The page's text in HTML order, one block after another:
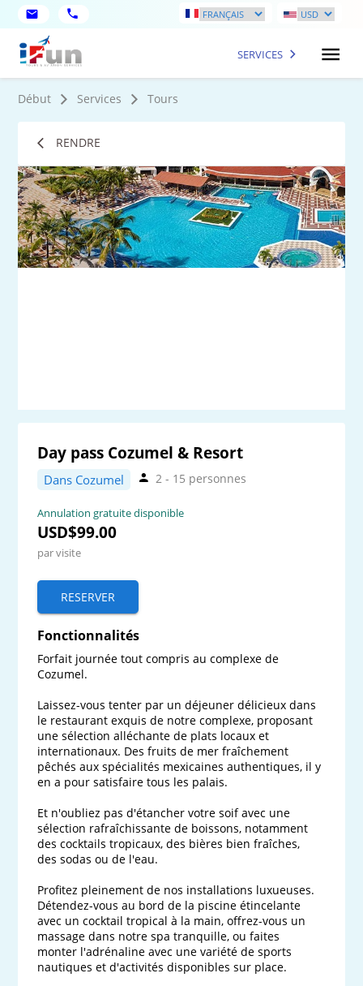
SERVICES
Début Services Tours
RENDRE
2
Day pass Cozumel & Resort
Dans Cozumel 2 - 15 personnes
Annulation gratuite disponible
USD$99.00
par visite
RESERVER
Fonctionnalités
Forfait journée tout compris au complexe de
Cozumel.
Laissez-vous tenter par un déjeuner délicieux dans
le restaurant exquis de notre complexe, proposant
une sélection alléchante de plats locaux et
internationaux. Des fruits de mer fraîchement
pêchés aux spécialités mexicaines authentiques, il y
en a pour satisfaire tous les palais.
Et n'oubliez pas d'étancher votre soif avec une
sélection rafraîchissante de boissons, notamment
des cocktails tropicaux, des bières bien fraîches,
des sodas ou de l'eau.
Profitez pleinement de nos installations luxueuses.
Détendez-vous au bord de la piscine étincelante
avec un cocktail tropical à la main, offrez-vous un
massage dans notre spa tranquille, ou faites
monter l'adrénaline avec une variété de sports
nautiques et d'activités disponibles sur place.